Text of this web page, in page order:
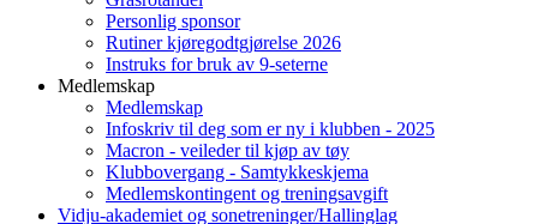
Personlig sponsor
Rutiner kjøregodtgjørelse 2026
Instruks for bruk av 9-seterne
Medlemskap
Medlemskap
Infoskriv til deg som er ny i klubben - 2025
Macron - veileder til kjøp av tøy
Klubbovergang - Samtykkeskjema
Medlemskontingent og treningsavgift
Vidju-akademiet og sonetreninger/Hallinglag